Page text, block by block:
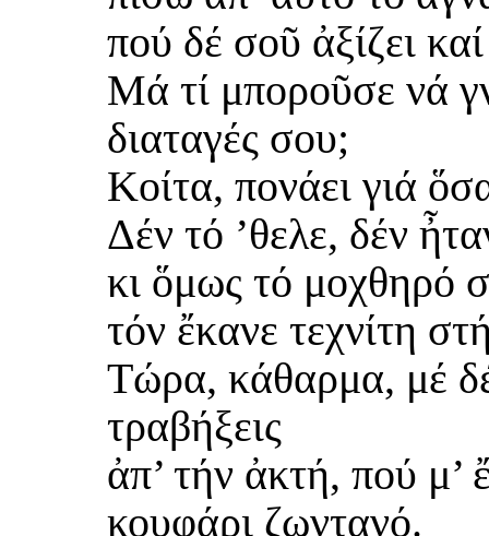
πού δέ σοῦ ἀξίζει
Μά τί μποροῦσε νά
διαταγές σου;
Κοίτα, πονάει γιά
Δέν τό ’θελε, δέν
κι ὅμως τό μοχθηρό
τόν ἔκανε τεχνίτη
Τώρα, κάθαρμα, μέ
τραβήξεις
ἀπ’ τήν ἀκτή, πού μ’
κουφάρι ζωντανό.